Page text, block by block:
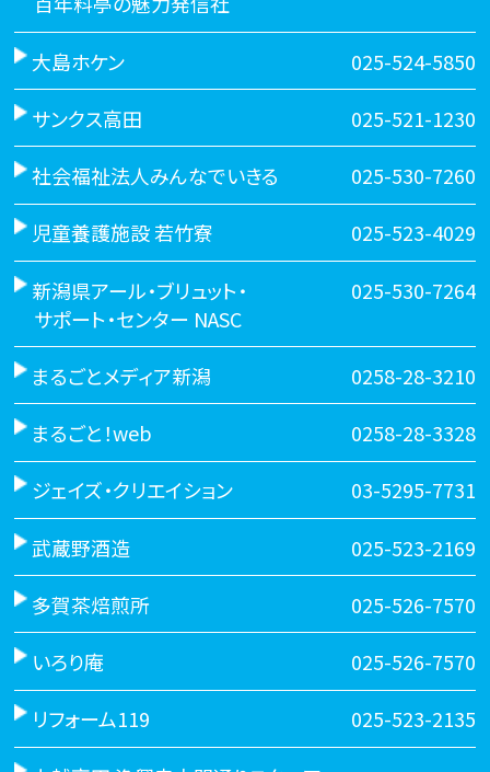
大島ホケン 025-524-5850
サンクス高田 025-521-1230
社会福祉法人みんなでいきる 025-530-7260
児童養護施設 若竹寮 025-523-4029
新潟県アール・ブリュット・
サポート・センター NASC
025-530-7264
まるごとメディア新潟 0258-28-3210
まるごと！web 0258-28-3328
ジェイズ・クリエイション 03-5295-7731
武蔵野酒造 025-523-2169
多賀茶焙煎所 025-526-7570
いろり庵 025-526-7570
リフォーム119 025-523-2135